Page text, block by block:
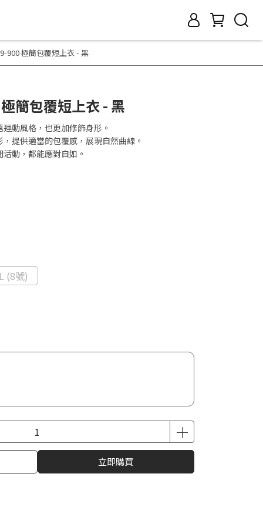
900 極簡包覆短上衣 - 黑
簡包覆短上衣 - 黑
動風格，也更加修飾身形。
提供適當的包覆感，展現自然曲線。
動，都能應對自如。
(8號)
立即購買